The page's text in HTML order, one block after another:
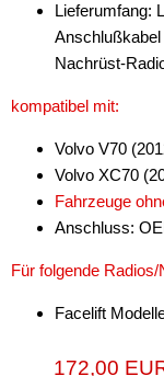
Lieferumfang:
Nachrüst-
kompatibel mit:
Volvo V70
Volvo XC70
Fahrzeuge
Anschluss:
Für folgende Radios/
Facelift
172,00